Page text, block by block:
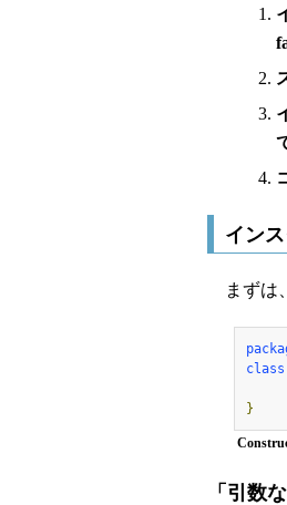
イン
まずは
class
}
「引数